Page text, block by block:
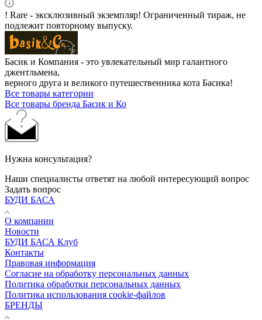
! Rare - эксклюзивный экземпляр! Ограниченный тираж, не
подлежит повторному выпуску.
Басик и Компания - это увлекательный мир галантного
джентльмена,
верного друга и великого путешественника кота Басика!
Все товары категории
Все товары бренда Басик и Ко
Нужна консультация?
Наши специалисты ответят на любой интересующий вопрос
Задать вопрос
БУДИ БАСА
О компании
Новости
БУДИ БАСА Клуб
Контакты
Правовая информация
Согласие на обработку персональных данных
Политика обработки персональных данных
Политика использования cookie-файлов
БРЕНДЫ